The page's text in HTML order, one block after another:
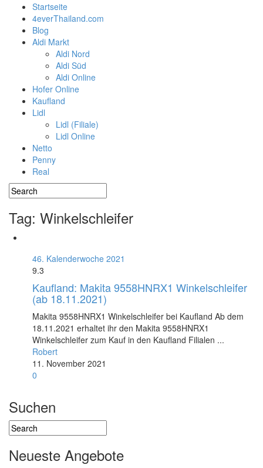
Startseite
4everThailand.com
Blog
Aldi Markt
Aldi Nord
Aldi Süd
Aldi Online
Hofer Online
Kaufland
Lidl
Lidl (Filiale)
Lidl Online
Netto
Penny
Real
Tag: Winkelschleifer
46. Kalenderwoche 2021
9.3
Kaufland: Makita 9558HNRX1 Winkelschleifer
(ab 18.11.2021)
Makita 9558HNRX1 Winkelschleifer bei Kaufland Ab dem
18.11.2021 erhaltet ihr den Makita 9558HNRX1
Winkelschleifer zum Kauf in den Kaufland Filialen ...
Robert
11. November 2021
0
Suchen
Neueste Angebote